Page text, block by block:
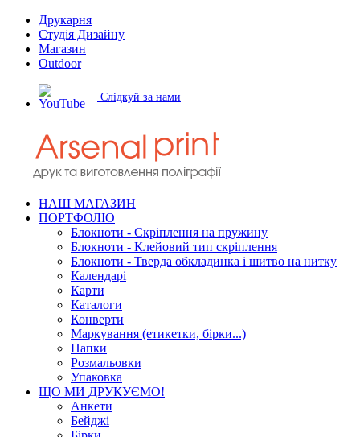
Друкарня
Студія Дизайну
Магазин
Outdoor
| Слідкуй за нами
НАШ МАГАЗИН
ПОРТФОЛІО
Блокноти - Скріплення на пружину
Блокноти - Клейовий тип скріплення
Блокноти - Тверда обкладинка і шитво на нитку
Календарі
Карти
Каталоги
Конверти
Маркування (етикетки, бірки...)
Папки
Розмальовки
Упаковка
ЩО МИ ДРУКУЄМО!
Анкети
Бейджі